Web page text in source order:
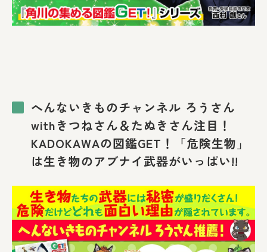
へんないきものチャンネル ろうさん
withきつねさん＆たぬきさん注目！
KADOKAWAの図鑑GET！「危険生物」
は生き物のアブナイ武器がいっぱい!!